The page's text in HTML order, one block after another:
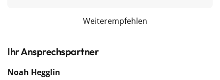
Weiterempfehlen
Ihr Ansprechspartner
Noah Hegglin